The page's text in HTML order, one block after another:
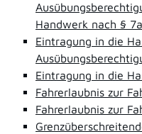
Handwerk nach §
Eintragung in die
Eintragung in die
Fahrerlaubnis zur
Fahrerlaubnis zur